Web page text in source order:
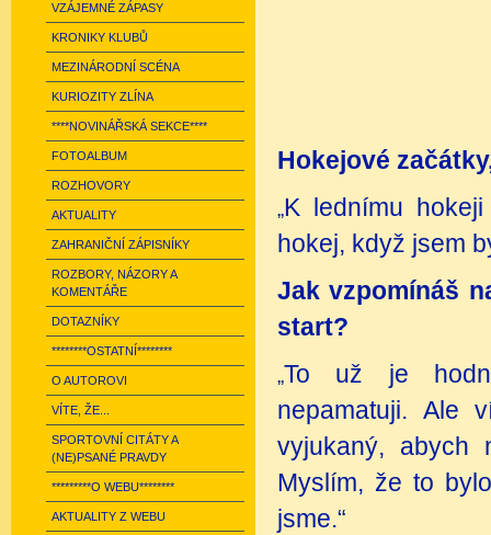
VZÁJEMNÉ ZÁPASY
KRONIKY KLUBŮ
MEZINÁRODNÍ SCÉNA
KURIOZITY ZLÍNA
****NOVINÁŘSKÁ SEKCE****
FOTOALBUM
ROZHOVORY
AKTUALITY
ZAHRANIČNÍ ZÁPISNÍKY
ROZBORY, NÁZORY A
KOMENTÁŘE
DOTAZNÍKY
********OSTATNÍ********
O AUTOROVI
VÍTE, ŽE...
SPORTOVNÍ CITÁTY A
(NE)PSANÉ PRAVDY
*********O WEBU********
AKTUALITY Z WEBU
Hokejové
„K lednímu
hokej, když jsem
Jak vzpomínáš
start?
„To už je
nepamatuji. Ale
vyjukaný, abych
Myslím, že to
jsme.“